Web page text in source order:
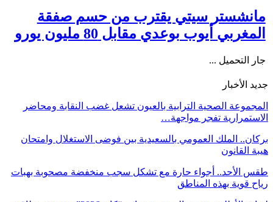
مانشستر سيتي يقترب من حسم صفقة
المغربي أيوب بوعدي مقابل 80 مليون يورو
جار التحميل ...
جديد الأخبار
المجموعة الصحية الترابية بالعيون تشعل غضب النقابة ومحاضر
الاستمرارية تفجر مواجهة…
بركان.. الملك العمومي بالسعيدية بين فوضى الاستغلال وامتحان
هيبة القانون
طقس الأحد.. أجواء حارة مع تشكل سجب منخفضة مصحوبة بهبات
رياح قوية بهذه المناطق